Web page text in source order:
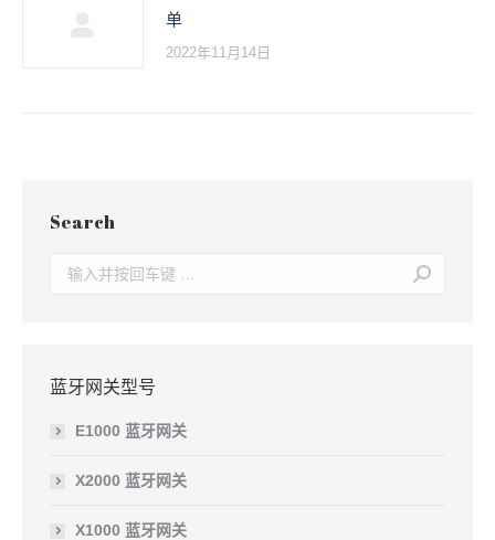
单
2022年11月14日
Search
Search:
蓝牙网关型号
E1000 蓝牙网关
X2000 蓝牙网关
X1000 蓝牙网关